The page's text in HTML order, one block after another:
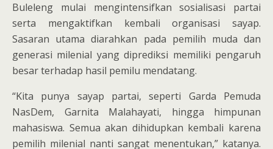
Buleleng mulai mengintensifkan sosialisasi partai
serta mengaktifkan kembali organisasi sayap.
Sasaran utama diarahkan pada pemilih muda dan
generasi milenial yang diprediksi memiliki pengaruh
besar terhadap hasil pemilu mendatang.
“Kita punya sayap partai, seperti Garda Pemuda
NasDem, Garnita Malahayati, hingga himpunan
mahasiswa. Semua akan dihidupkan kembali karena
pemilih milenial nanti sangat menentukan,” katanya.